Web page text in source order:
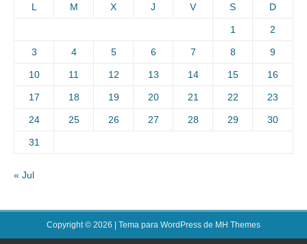
L M X J V S D
1 2
3 4 5 6 7 8 9
10 11 12 13 14 15 16
17 18 19 20 21 22 23
24 25 26 27 28 29 30
31
« Jul
Copyright © 2026 | Tema para WordPress de MH Themes